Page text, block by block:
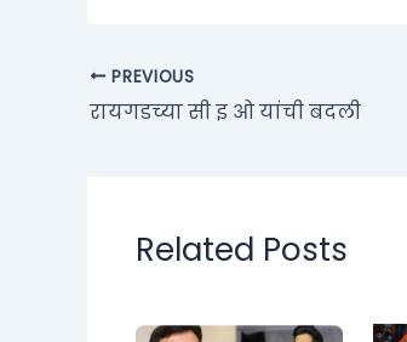
PREVIOUS
रायगडच्या सी इ ओ यांची बदली
Related Posts